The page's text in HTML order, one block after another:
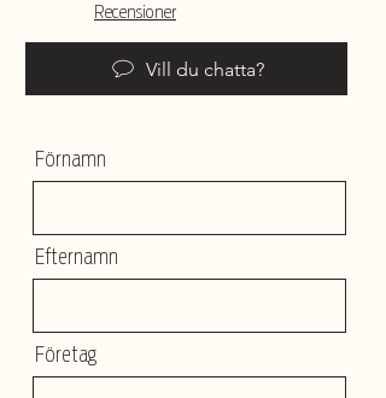
Recensioner
Vill du chatta?
Förnamn
Efternamn
Företag